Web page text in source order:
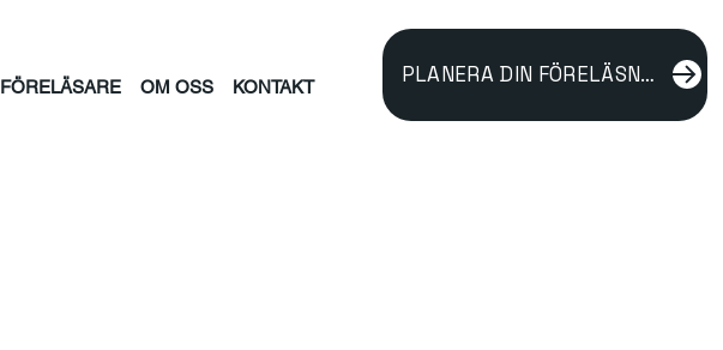
FÖRELÄSARE OM OSS KONTAKT PLANERA DIN FÖRELÄSNING